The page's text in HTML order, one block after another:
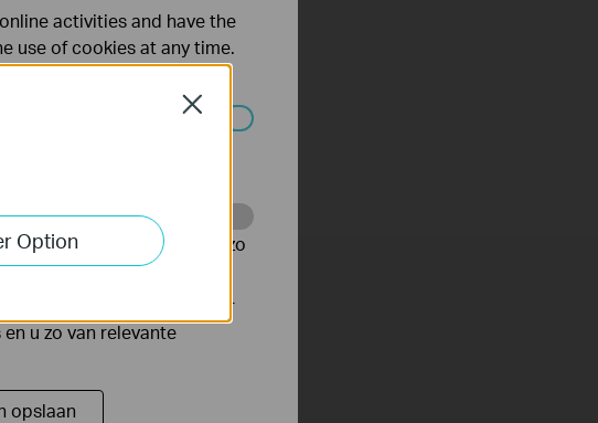
Option
Close
activities and have the
use of cookies at any time.
niet worden
website te volgen en zo
adverteerders waar
u zo van relevante
opslaan